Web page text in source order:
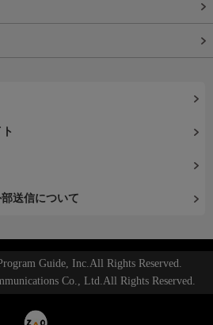
送信について
Guide, Inc.All Rights Reserved.
Co., Ltd.All Rights Reserved.